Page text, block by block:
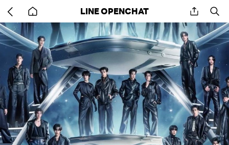
back
to
home
LINE OPENCHAT share